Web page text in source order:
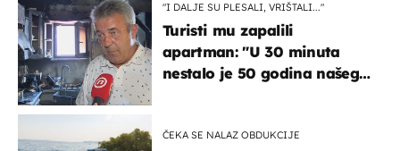
"I DALJE SU PLESALI, VRIŠTALI..."
Turisti mu zapalili
apartman: "U 30 minuta
nestalo je 50 godina našeg
ČEKA SE NALAZ OBDUKCIJE